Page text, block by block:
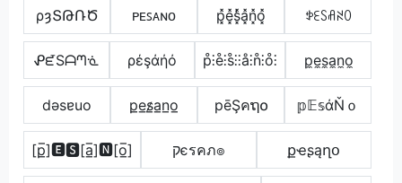
ρȝՏԹՌԾ ᴘᴇꜱᴀɴᴏ p͓̽e͓̽s͓̽̾a͓̽n͓̽o͓̽ ꉣꏂꇙꋬꋊꄲ
ᕵᘿSᗩᘉᓍ ρέşάήό p̊⫶e̊⫶s̊⫶⫶å⫶n̊⫶o̊⫶ p̼e̼s̼a̼n̼o̼
dǝsɐuo p̲e̲s̷̲a̲n̲o̲ pēŞคຖ໐ 𝕡𝔼𝕤άŇｏ
[p̲̅]🅴🆂[a̲̅]🅽[o̲̅] קєรคภ๏ քҽʂąղօ